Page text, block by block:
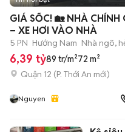
GIÁ SỐC! 🏡 NHÀ CHÍNH
– XE HƠI VÀO NHÀ
5 PN Hướng Nam Nhà ngõ,
6,39 tỷ89 tr/m²72 m²
Quận 12 (P. Thới An mới)
Nguyen